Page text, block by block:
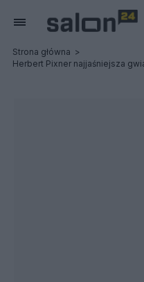
Strona główna